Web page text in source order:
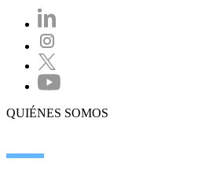
QUIÉNES SOMOS